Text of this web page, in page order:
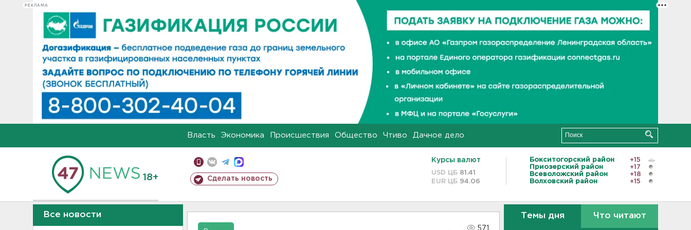
РЕКЛАМА
Власть Экономика Происшествия Общество Чтиво Дачное дело
18+ Сделать новость
Курсы валют
USD ЦБ 81.41
EUR ЦБ 94.06
Бокситогорский район
+15
Приозерский район
+17
Всеволожский район
+18
Волховский район
+15
Все новости
571
Темы дня Что читают